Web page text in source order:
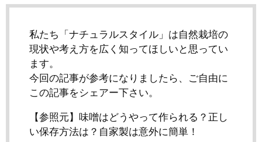
私たち「ナチュラルスタイル」は自然栽培の
現状や考え方を広く知ってほしいと思ってい
ます。
今回の記事が参考になりましたら、ご自由に
この記事をシェアー下さい。
【参照元】味噌はどうやって作られる？正し
い保存方法は？自家製は意外に簡単！